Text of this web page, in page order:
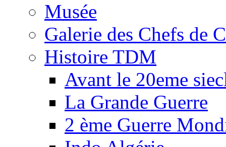
Musée
Galerie des Chefs de
Histoire TDM
Avant le 20eme
La Grande Guerre
2 ème Guerre